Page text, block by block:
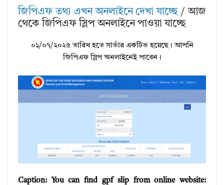
জিপিএফ তথ্য এখন অনলাইনে দেখা যাচ্ছে / আজ
থেকে জিপিএফ স্লিপ অনলাইনে পাওয়া যাচ্ছে
০১/০৭/২০২৫ তারিখ হতে সার্ভার একটিভ হয়েছে। আপনি
জিপিএফ স্লিপ অনলাইনেই পাবেন।
Caption: You can find gpf slip from online website: